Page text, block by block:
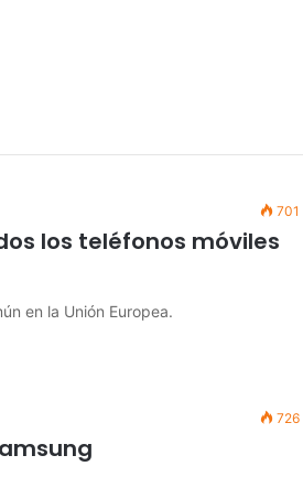
701
los teléfonos móviles
en la Unión Europea.
726